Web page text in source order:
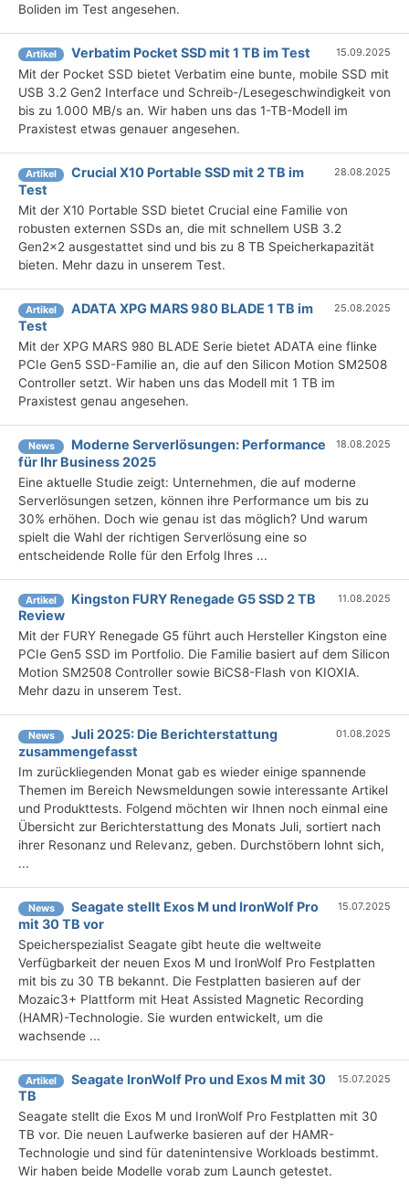
Boliden im Test angesehen.
Artikel Verbatim Pocket SSD mit 1 TB im Test 15.09.2025
Mit der Pocket SSD bietet Verbatim eine bunte, mobile SSD mit
USB 3.2 Gen2 Interface und Schreib-/Lesegeschwindigkeit von
bis zu 1.000 MB/s an. Wir haben uns das 1-TB-Modell im
Praxistest etwas genauer angesehen.
Artikel
Crucial X10 Portable SSD mit 2 TB im
Test
28.08.2025
Mit der X10 Portable SSD bietet Crucial eine Familie von
robusten externen SSDs an, die mit schnellem USB 3.2
Gen2x2 ausgestattet sind und bis zu 8 TB Speicherkapazität
bieten. Mehr dazu in unserem Test.
Artikel
ADATA XPG MARS 980 BLADE 1 TB im
Test
25.08.2025
Mit der XPG MARS 980 BLADE Serie bietet ADATA eine flinke
PCIe Gen5 SSD-Familie an, die auf den Silicon Motion SM2508
Controller setzt. Wir haben uns das Modell mit 1 TB im
Praxistest genau angesehen.
News
Moderne Serverlösungen: Performance
für Ihr Business 2025
18.08.2025
Eine aktuelle Studie zeigt: Unternehmen, die auf moderne
Serverlösungen setzen, können ihre Performance um bis zu
30% erhöhen. Doch wie genau ist das möglich? Und warum
spielt die Wahl der richtigen Serverlösung eine so
entscheidende Rolle für den Erfolg Ihres ...
Artikel
Kingston FURY Renegade G5 SSD 2 TB
Review
11.08.2025
Mit der FURY Renegade G5 führt auch Hersteller Kingston eine
PCIe Gen5 SSD im Portfolio. Die Familie basiert auf dem Silicon
Motion SM2508 Controller sowie BiCS8-Flash von KIOXIA.
Mehr dazu in unserem Test.
News
Juli 2025: Die Bericht­erstattung
zusammengefasst
01.08.2025
Im zurückliegenden Monat gab es wieder einige spannende
Themen im Bereich Newsmeldungen sowie interessante Artikel
und Produkttests. Folgend möchten wir Ihnen noch einmal eine
Übersicht zur Berichterstattung des Monats Juli, sortiert nach
ihrer Resonanz und Relevanz, geben. Durchstöbern lohnt sich,
...
News
Seagate stellt Exos M und IronWolf Pro
mit 30 TB vor
15.07.2025
Speicherspezialist Seagate gibt heute die weltweite
Verfügbarkeit der neuen Exos M und IronWolf Pro Festplatten
mit bis zu 30 TB bekannt. Die Festplatten basieren auf der
Mozaic3+ Plattform mit Heat Assisted Magnetic Recording
(HAMR)-Technologie. Sie wurden entwickelt, um die
wachsende ...
Artikel
Seagate IronWolf Pro und Exos M mit 30
TB
15.07.2025
Seagate stellt die Exos M und IronWolf Pro Festplatten mit 30
TB vor. Die neuen Laufwerke basieren auf der HAMR-
Technologie und sind für datenintensive Workloads bestimmt.
Wir haben beide Modelle vorab zum Launch getestet.